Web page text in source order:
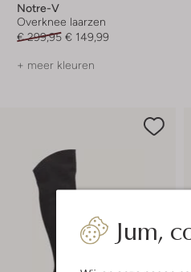
Jum,
Notre-V
Overknee laarzen
€ 299,95 € 149,99
+ meer kleuren